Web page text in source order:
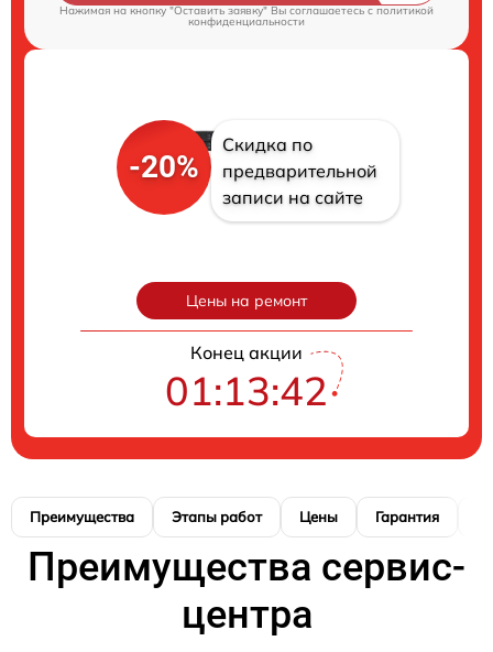
Нажимая на кнопку "Оставить заявку" Вы соглашаетесь cполитикой
конфиденциальности
-20%
Скидка по
предварительной
записи на сайте
Цены на ремонт
Конец акции
01:13:41
Преимущества Этапы работ Цены Гарантия
Преимущества сервис-
центра